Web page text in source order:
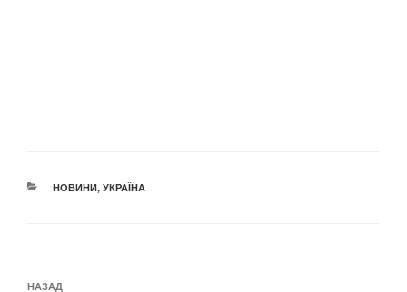
КАТЕГОРІЇ
НОВИНИ, УКРАЇНА
НАЗАД